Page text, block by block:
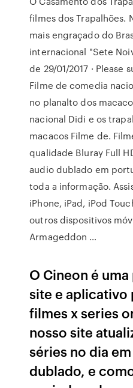
filmes dos Trapalhões.
mais engraçado do
internacional "Sete
de 29/01/2017 · Please
Filme de comedia
no planalto dos
nacional Didi e os
macacos Filme de.
qualidade Bluray Full
audio dublado em
toda a informação.
iPhone, iPad, iPod
outros dispositivos
Armageddon …
O Cineon é
site e aplicativo
filmes x series
nosso site
séries no dia
dublado, e